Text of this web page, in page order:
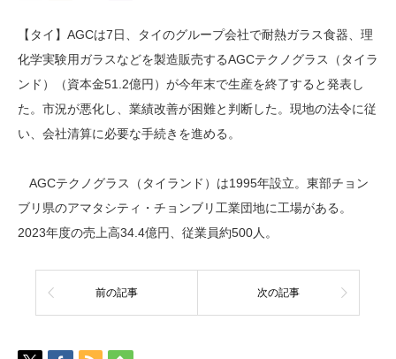
【タイ】AGCは7日、タイのグループ会社で耐熱ガラス食器、理
化学実験用ガラスなどを製造販売するAGCテクノグラス（タイラ
ンド）（資本金51.2億円）が今年末で生産を終了すると発表し
た。市況が悪化し、業績改善が困難と判断した。現地の法令に従
い、会社清算に必要な手続きを進める。
AGCテクノグラス（タイランド）は1995年設立。東部チョン
ブリ県のアマタシティ・チョンブリ工業団地に工場がある。
2023年度の売上高34.4億円、従業員約500人。
前の記事 次の記事